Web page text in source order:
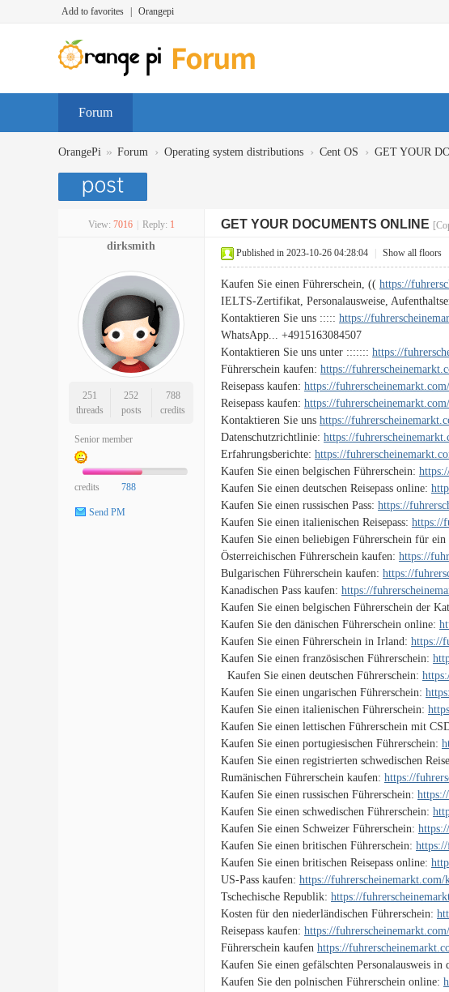
Add to favorites Orangepi
Forum
OrangePi » Forum › Operating system distributions › Cent OS › GET YOUR
View: 7016 Reply: 1 GET YOUR DOCUMENTS ONLINE
dirksmith
251
threads
252
posts
788
credits
Senior member
credits 788
Send PM
Published in 2023-10-26 04:28:04 Show all floors
Kaufen Sie einen Führerschein, (( https://
IELTS-Zertifikat, Personalausweise,
Kontaktieren Sie uns ::::: https://
WhatsApp... +4915163084507
Kontaktieren Sie uns unter ::::::: https://
Führerschein kaufen: https://
Reisepass kaufen: https://
Reisepass kaufen: https://
Kontaktieren Sie uns https://
Datenschutzrichtlinie: https://
Erfahrungsberichte: https://
Kaufen Sie einen belgischen Führerschein:
Kaufen Sie einen deutschen Reisepass online:
Kaufen Sie einen russischen Pass: https://
Kaufen Sie einen italienischen Reisepass: https://
Kaufen Sie einen beliebigen Führerschein für
Österreichischen Führerschein kaufen: https://
Bulgarischen Führerschein kaufen: https://
Kanadischen Pass kaufen: https://
Kaufen Sie einen belgischen Führerschein der
Kaufen Sie den dänischen Führerschein online:
Kaufen Sie einen Führerschein in Irland: https://
Kaufen Sie einen französischen Führerschein:
Kaufen Sie einen deutschen Führerschein:
Kaufen Sie einen ungarischen Führerschein:
Kaufen Sie einen italienischen Führerschein:
Kaufen Sie einen lettischen Führerschein mit
Kaufen Sie einen portugiesischen Führerschein:
Kaufen Sie einen registrierten schwedischen
Rumänischen Führerschein kaufen: https://
Kaufen Sie einen russischen Führerschein:
Kaufen Sie einen schwedischen Führerschein:
Kaufen Sie einen Schweizer Führerschein:
Kaufen Sie einen britischen Führerschein:
Kaufen Sie einen britischen Reisepass online:
US-Pass kaufen: https://fuhrerscheinemarkt.com/
Tschechische Republik: https://
Kosten für den niederländischen Führerschein:
Reisepass kaufen: https://
Führerschein kaufen https://
Kaufen Sie einen gefälschten Personalausweis in
Kaufen Sie den polnischen Führerschein online: